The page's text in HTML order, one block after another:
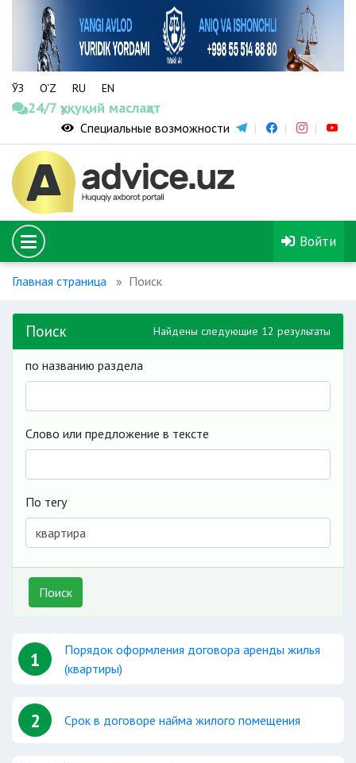
ЎЗ O‘Z RU EN
24/7 ҳуқуқий маслаҳат
Специальные возможности
Войти
Главная страница Поиск
Поиск Найдены следующие 12 результаты
по названию раздела
Слово или предложение в тексте
По тегу
Поиск
1
Порядок оформления договора аренды жилья
(квартиры)
2 Срок в договоре найма жилого помещения